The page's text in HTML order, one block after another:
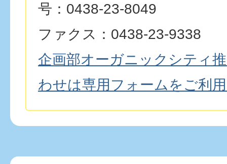
号：0438-23-8049
ファクス：0438-23-9338
企画部オーガニックシティ
わせは専用フォームをご利